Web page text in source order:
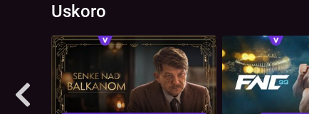
Uskoro